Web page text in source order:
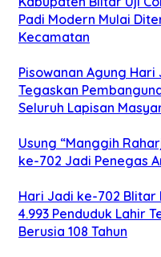
Padi Modern Mulai
Kecamatan
Pisowanan Agung
Tegaskan
Seluruh Lapisan
Usung “Manggih
ke-702 Jadi Penegas
Hari Jadi ke-702 Blitar
4.993 Penduduk Lahir
Berusia 108 Tahun